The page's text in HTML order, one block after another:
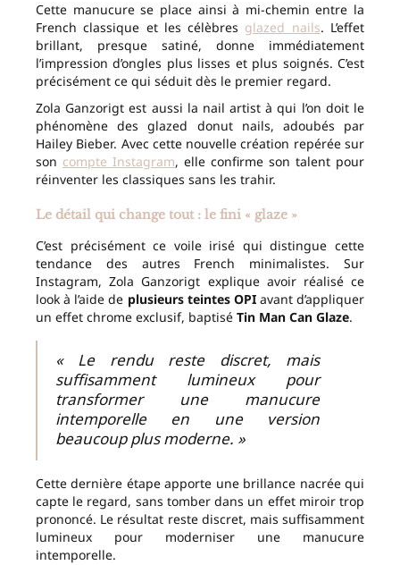
Cette manucure se place ainsi à mi-chemin entre la
French classique et les célèbres glazed nails. L’effet
brillant, presque satiné, donne immédiatement
l’impression d’ongles plus lisses et plus soignés. C’est
précisément ce qui séduit dès le premier regard.
Zola Ganzorigt est aussi la nail artist à qui l’on doit le
phénomène des glazed donut nails, adoubés par
Hailey Bieber. Avec cette nouvelle création repérée sur
son compte Instagram, elle confirme son talent pour
réinventer les classiques sans les trahir.
Le détail qui change tout : le fini « glaze »
C’est précisément ce voile irisé qui distingue cette
tendance des autres French minimalistes. Sur
Instagram, Zola Ganzorigt explique avoir réalisé ce
look à l’aide de plusieurs teintes OPIavant d’appliquer
un effet chrome exclusif, baptisé Tin Man Can Glaze.
« Le rendu reste discret, mais
suffisamment lumineux pour
transformer une manucure
intemporelle en une version
beaucoup plus moderne. »
Cette dernière étape apporte une brillance nacrée qui
capte le regard, sans tomber dans un effet miroir trop
prononcé. Le résultat reste discret, mais suffisamment
lumineux pour moderniser une manucure
intemporelle.